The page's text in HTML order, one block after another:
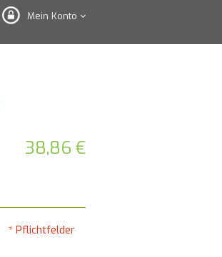
Mein Konto
38,86 €
* Pflichtfelder